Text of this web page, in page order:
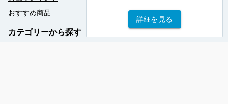
詳細を見る
おすすめ商品
カテゴリーから探す